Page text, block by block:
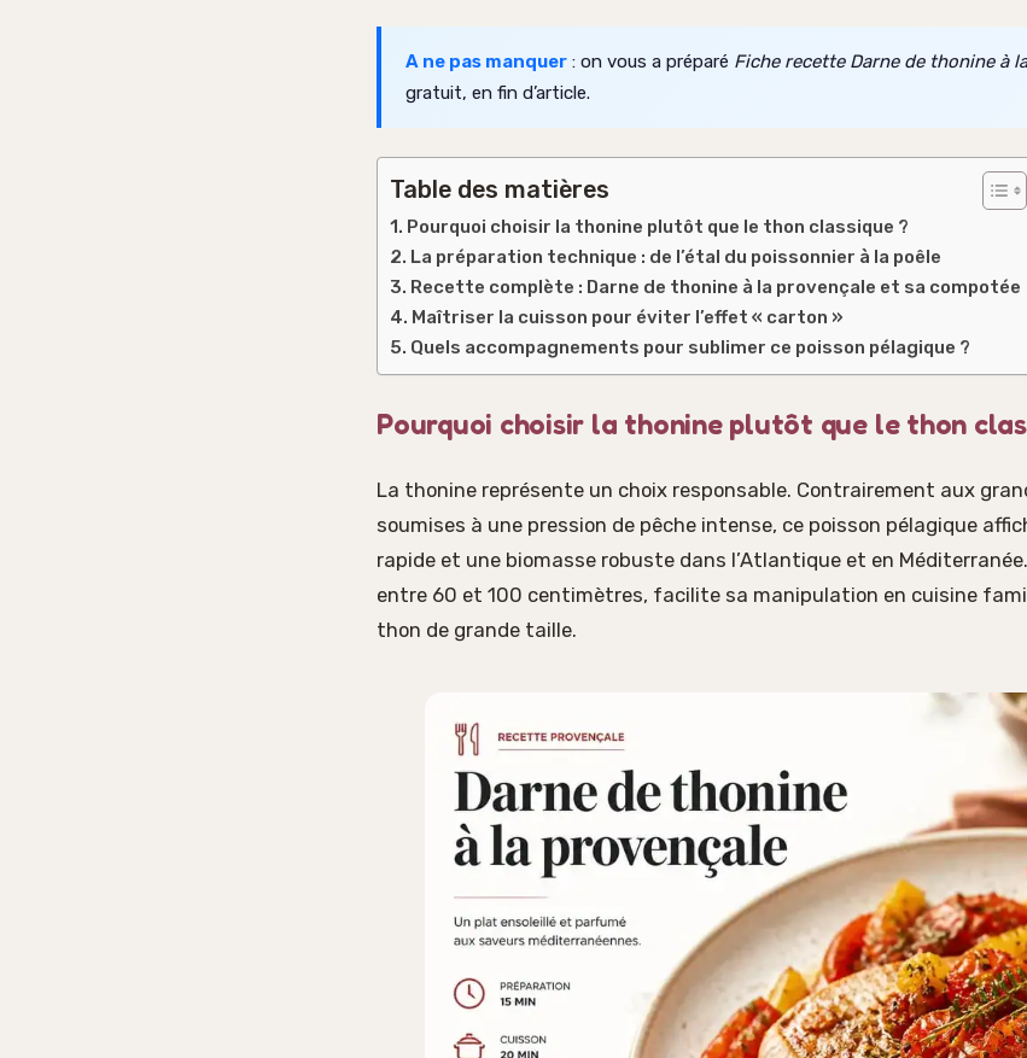
A ne pas manquer : on vous a préparé Fiche recette Darne de thonine à
gratuit, en fin d’article.
Table des matières
Pourquoi choisir la thonine plutôt que le thon classique ?
La préparation technique : de l’étal du poissonnier à la poêle
Recette complète : Darne de thonine à la provençale et sa compotée
Maîtriser la cuisson pour éviter l’effet « carton »
Quels accompagnements pour sublimer ce poisson pélagique ?
Pourquoi choisir la thonine plutôt que le thon
La thonine représente un choix responsable. Contrairement aux
soumises à une pression de pêche intense, ce poisson pélagique
rapide et une biomasse robuste dans l’Atlantique et en
entre 60 et 100 centimètres, facilite sa manipulation en cuisine
thon de grande taille.